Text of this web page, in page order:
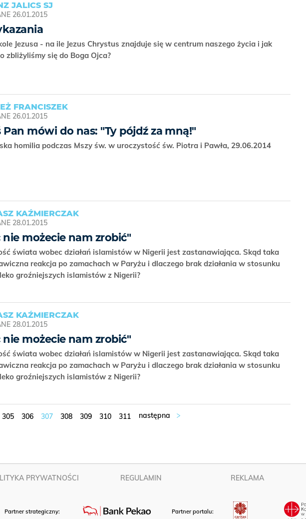
JALICS SJ
26.01.2015
Jezusa - na ile Jezus Chrystus znajduje się w centrum naszego życia i jak
zbliżyliśmy się do Boga Ojca?
FRANCISZEK
26.01.2015
Pan mówi do nas: "Ty pójdź za mną!"
homilia podczas Mszy św. w uroczystość św. Piotra i Pawła, 29.06.2014
KAŹMIERCZAK
28.01.2015
nie możecie nam zrobić"
świata wobec działań islamistów w Nigerii jest zastanawiająca. Skąd taka
reakcja po zamachach w Paryżu i dlaczego brak działania w stosunku
groźniejszych islamistów z Nigerii?
KAŹMIERCZAK
28.01.2015
nie możecie nam zrobić"
świata wobec działań islamistów w Nigerii jest zastanawiająca. Skąd taka
reakcja po zamachach w Paryżu i dlaczego brak działania w stosunku
groźniejszych islamistów z Nigerii?
305 306 307 308 309 310 311
PRYWATNOŚCI REGULAMIN REKLAMA
Partner strategiczny: Partner portalu: